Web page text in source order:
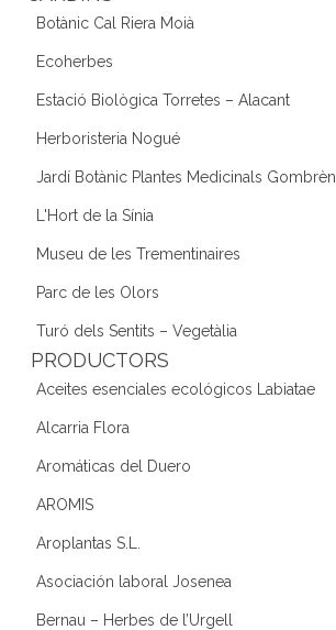
Botànic Cal Riera Moià
Ecoherbes
Estació Biològica Torretes – Alacant
Herboristeria Nogué
Jardí Botànic Plantes Medicinals Gombrèn
L'Hort de la Sínia
Museu de les Trementinaires
Parc de les Olors
Turó dels Sentits – Vegetàlia
PRODUCTORS
Aceites esenciales ecológicos Labiatae
Alcarria Flora
Aromáticas del Duero
AROMIS
Aroplantas S.L.
Asociación laboral Josenea
Bernau – Herbes de l’Urgell